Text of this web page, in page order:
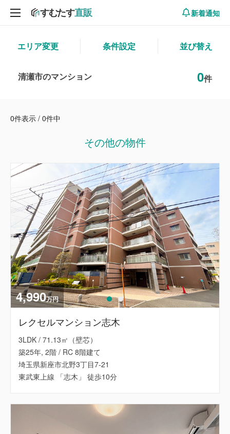
新着通知
エリア変更 条件設定 並び替え
清瀬市のマンション 0件
0件表示 / 0件中
その他の物件
4,990万円
レクセルマンション志木
3LDK / 71.13㎡（壁芯）
築25年, 2階 / RC 8階建て
埼玉県新座市北野3丁目7-21
東武東上線 「志木」 徒歩10分